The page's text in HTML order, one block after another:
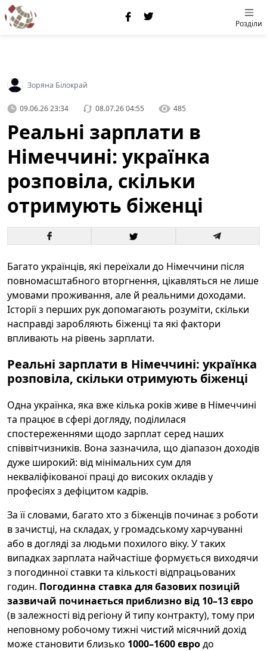
Розділи
Зоряна Білокрай
09.06.26 23:34 08.07.26 04:55 485
Реальні зарплати в
Німеччині: українка
розповіла, скільки
отримують біженці
Багато українців, які переїхали до Німеччини після
повномасштабного вторгнення, цікавляться не лише
умовами проживання, але й реальними доходами.
Історії з перших рук допомагають розуміти, скільки
насправді заробляють біженці та які фактори
впливають на рівень зарплати.
Реальні зарплати в Німеччині: українка
розповіла, скільки отримують біженці
Одна українка, яка вже кілька років живе в Німеччині
та працює в сфері догляду, поділилася
спостереженнями щодо зарплат серед наших
співвітчизників. Вона зазначила, що діапазон доходів
дуже широкий: від мінімальних сум для
некваліфікованої праці до високих окладів у
професіях з дефіцитом кадрів.
За її словами, багато хто з біженців починає з роботи
в зачистці, на складах, у громадському харчуванні
або в догляді за людьми похилого віку. У таких
випадках зарплата найчастіше формується виходячи
з погодинної ставки та кількості відпрацьованих
годин. Погодинна ставка для базових позицій
зазвичай починається приблизно від 10–13 євро
(в залежності від регіону й типу контракту), тому при
неповному робочому тижні чистий місячний дохід
може становити близько 1000–1600 євродо